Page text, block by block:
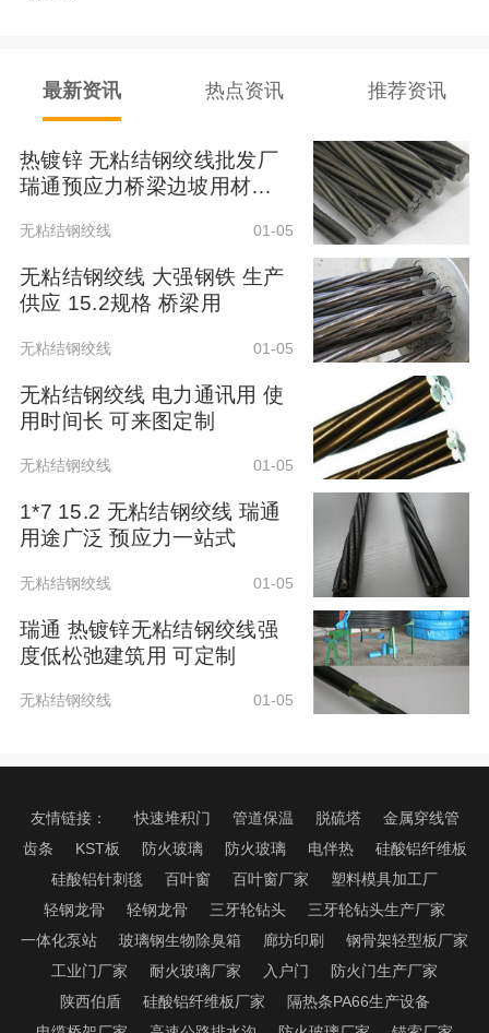
最新资讯 热点资讯 推荐资讯
热镀锌 无粘结钢绞线批发厂
瑞通预应力桥梁边坡用材料订
无粘结钢绞线 01-05
无粘结钢绞线 大强钢铁 生产
供应 15.2规格 桥梁用
无粘结钢绞线 01-05
无粘结钢绞线 电力通讯用 使
用时间长 可来图定制
无粘结钢绞线 01-05
1*7 15.2 无粘结钢绞线 瑞通
用途广泛 预应力一站式
无粘结钢绞线 01-05
瑞通 热镀锌无粘结钢绞线强
度低松弛建筑用 可定制
无粘结钢绞线 01-05
友情链接： 快速堆积门 管道保温 脱硫塔
金属穿线管
齿条
KST板 防火玻璃 防火玻璃 电伴热
硅酸铝纤维板
硅酸铝针刺毯
百叶窗 百叶窗厂家
塑料模具加工厂
轻钢龙骨
轻钢龙骨 三牙轮钻头
三牙轮钻头生产厂家
一体化泵站
玻璃钢生物除臭箱 廊坊印刷
钢骨架轻型板厂家
工业门厂家
耐火玻璃厂家 入户门
防火门生产厂家
陕西伯盾
硅酸铝纤维板厂家
隔热条PA66生产设备